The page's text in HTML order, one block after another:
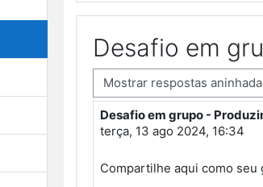
Desafio em
Modo de visualização
Desafio em grupo -
terça, 13 ago 2024, 16:34
Número de respostas: 12
Compartilhe aqui como